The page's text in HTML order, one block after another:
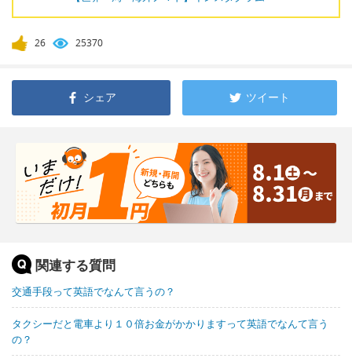
26 25370
シェア ツイート
関連する質問
交通手段って英語でなんて言うの？
タクシーだと電車より１０倍お金がかかりますって英語でなんて言う
の？